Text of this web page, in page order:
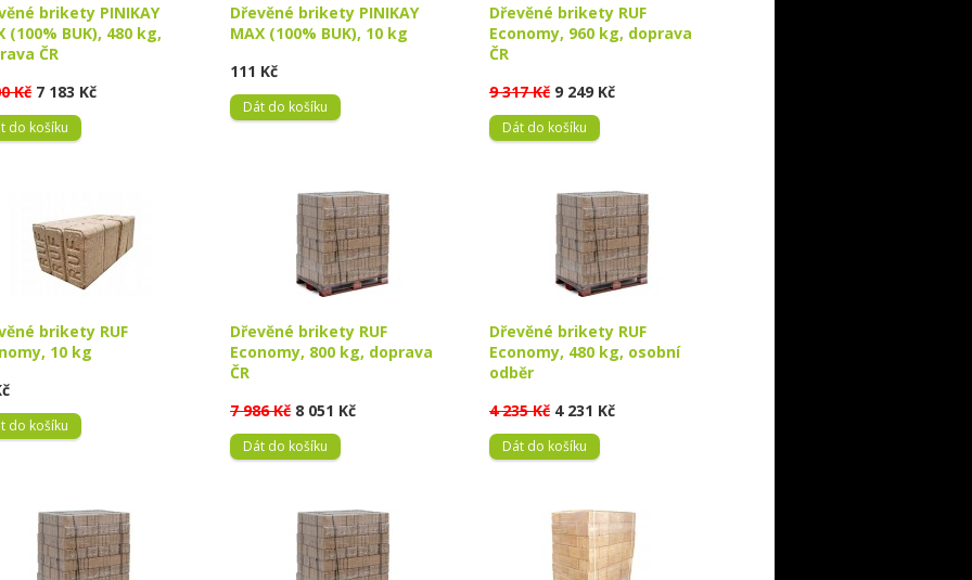
brikety PINIKAY
(100% BUK), 480 kg,
ČR
Kč 7 183 Kč
do košíku
Dřevěné brikety PINIKAY
MAX (100% BUK), 10 kg
111 Kč
Dát do košíku
Dřevěné brikety RUF
Economy, 960 kg, doprava
ČR
9 317 Kč 9 249 Kč
Dát do košíku
brikety RUF
10 kg
do košíku
Dřevěné brikety RUF
Economy, 800 kg, doprava
ČR
7 986 Kč 8 051 Kč
Dát do košíku
Dřevěné brikety RUF
Economy, 480 kg, osobní
odběr
4 235 Kč 4 231 Kč
Dát do košíku